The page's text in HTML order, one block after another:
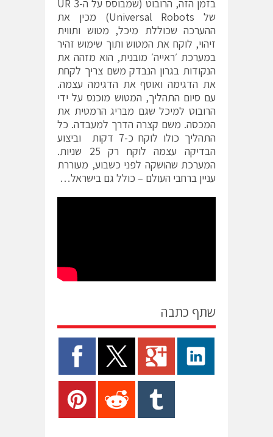
בזמן הזה, הרובוט (שמבוסס על ה-UR 3
של Universal Robots) מכין את
ההערכה שכוללת מיכל, מטוש ותווית
זיהוי, לוקח את המטוש ותוך שימוש זהיר
במערכת ׳ראייה׳ מובנית, הוא מזהה את
הנקודות בגרון הנבדק משם צריך לקחת
את הדגימה ואוסף את הדגימה עצמה.
עם סיום התהליך, המטוש מוכנס על ידי
הרובוט למיכל שגם מבריג הרמטית את
המכסה. משם קצרה הדרך למעבדה. כל
התהליך כולו לוקח כ-7 דקות וביצוע
הבדיקה עצמה לוקח רק 25 שניות.
המערכת שהושקה לפני כשבוע, מעוררת
עניין ברחבי העולם – כולל גם בישראל…
שתף כתבה